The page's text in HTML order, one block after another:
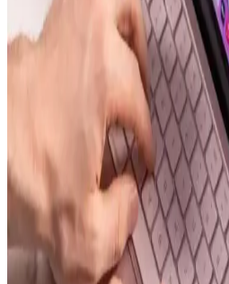
Samsung Galaxy S22 serisinde
zayıflıklar nedeniyle ortaya çıkan
açılmamasına ve fonksiyon
güncellemeleri bu durumu tetikliyor
Apple Siri 2.0 ve Yapay Zeka
Dönem: Donanım, Yazılım
Apple, Siri 2.0 ile yapay zeka model
asistanda yeni bir mimari ve donanım
değişim kullanıcı deneyimini
riskler barındırıyor.
Apple TV ve HomePod
Süreci ve Lansman